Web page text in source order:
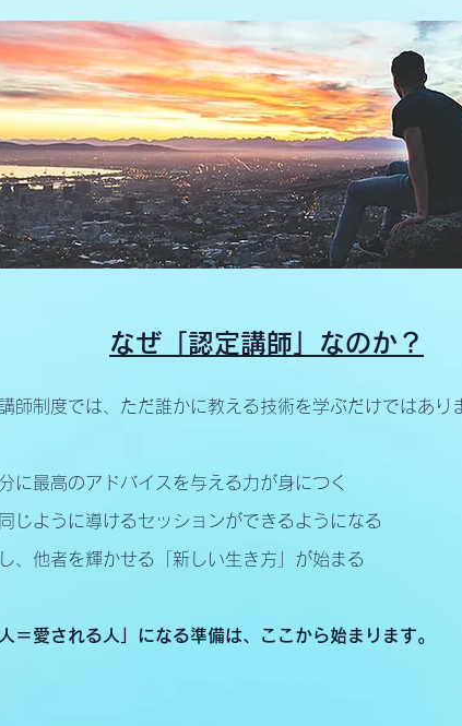
なぜ「認定講師」なのか？
師制度では、ただ誰かに教える技術を学ぶだけではあり
に最高のアドバイスを与える力が身につく
じように導けるセッションができるようになる
、他者を輝かせる「新しい生き方」が始まる
人＝愛される人」になる準備は、ここから始まります。